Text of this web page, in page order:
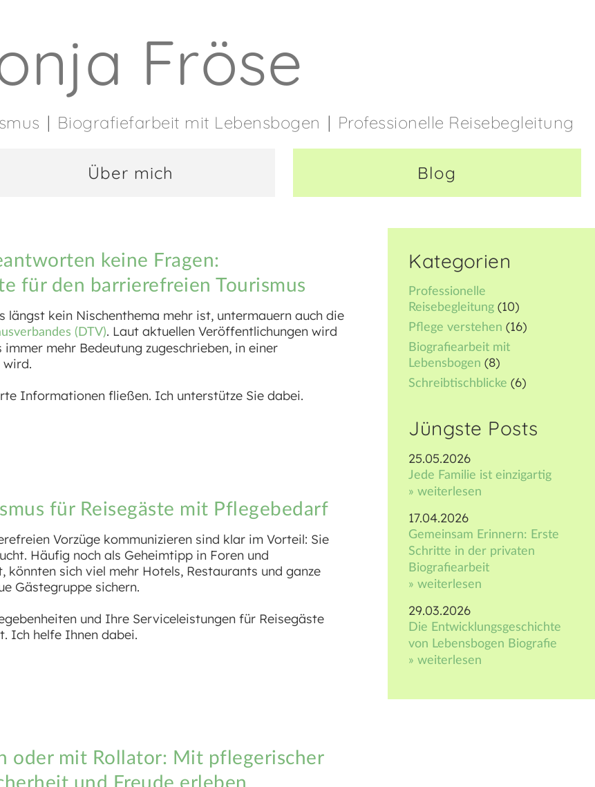
Fröse
Biografiefarbeit mit Lebensbogen Professionelle Reisebegleitung
Über mich Blog
keine Fragen:
für den barrierefreien Tourismus
längst kein Nischenthema mehr ist, untermauern auch die
(DTV). Laut aktuellen Veröffentlichungen wird
mehr Bedeutung zugeschrieben, in einer
wird.
Informationen fließen. Ich unterstütze Sie dabei.
für Reisegäste mit Pflegebedarf
Vorzüge kommunizieren sind klar im Vorteil: Sie
Häufig noch als Geheimtipp in Foren und
könnten sich viel mehr Hotels, Restaurants und ganze
Gästegruppe sichern.
und Ihre Serviceleistungen für Reisegäste
Ich helfe Ihnen dabei.
oder mit Rollator: Mit pflegerischer
und Freude erleben
Kategorien
Professionelle
Reisebegleitung (10)
Pflege verstehen (16)
Biografiearbeit mit
Lebensbogen (8)
Schreibtischblicke (6)
Jüngste Posts
25.05.2026
Jede Familie ist einzigartig
» weiterlesen
17.04.2026
Gemeinsam Erinnern: Erste
Schritte in der privaten
Biografiearbeit
» weiterlesen
29.03.2026
Die Entwicklungsgeschichte
von Lebensbogen Biografie
» weiterlesen